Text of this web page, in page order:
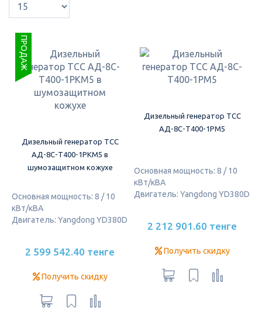
ХИТ ПРОДАЖ
Дизельный генератор ТСС
АД-8С-Т400-1РКМ5 в
шумозащитном кожухе
Основная мощность: 8 / 10
кВт/кВА
Двигатель: Yangdong YD380D
2 599 542.40 тенге
Получить скидку
Дизельный генератор ТСС
АД-8С-T400-1РМ5
Основная мощность: 8 / 10
кВт/кВА
Двигатель: Yangdong YD380D
2 212 901.60 тенге
Получить скидку